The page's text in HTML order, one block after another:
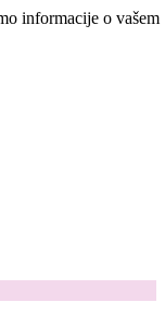
informacije o vašem